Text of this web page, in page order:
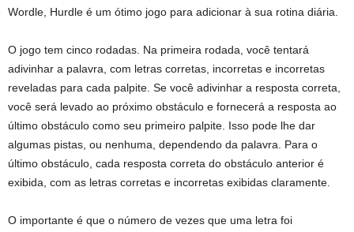
Wordle, Hurdle é um ótimo jogo para adicionar à sua rotina diária.
O jogo tem cinco rodadas. Na primeira rodada, você tentará
adivinhar a palavra, com letras corretas, incorretas e incorretas
reveladas para cada palpite. Se você adivinhar a resposta correta,
você será levado ao próximo obstáculo e fornecerá a resposta ao
último obstáculo como seu primeiro palpite. Isso pode lhe dar
algumas pistas, ou nenhuma, dependendo da palavra. Para o
último obstáculo, cada resposta correta do obstáculo anterior é
exibida, com as letras corretas e incorretas exibidas claramente.
O importante é que o número de vezes que uma letra foi